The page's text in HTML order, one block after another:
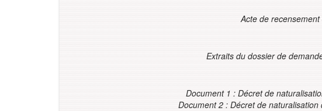
Acte de
Extraits du dossier de
Document 1 : Décret de
Document 2 : Décret de